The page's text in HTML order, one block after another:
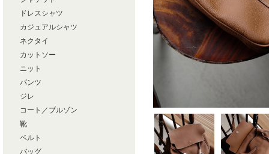
ドレスシャツ
カジュアルシャツ
ネクタイ
カットソー
ニット
パンツ
ジレ
コート／ブルゾン
靴
ベルト
バッグ